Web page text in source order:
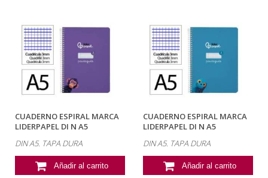
CUADERNO ESPIRAL MARCA
LIDERPAPEL DI N A5
DIN A5. TAPA DURA
Añadir al carrito
CUADERNO ESPIRAL MARCA
LIDERPAPEL DI N A5
DIN A5. TAPA DURA
Añadir al carrito